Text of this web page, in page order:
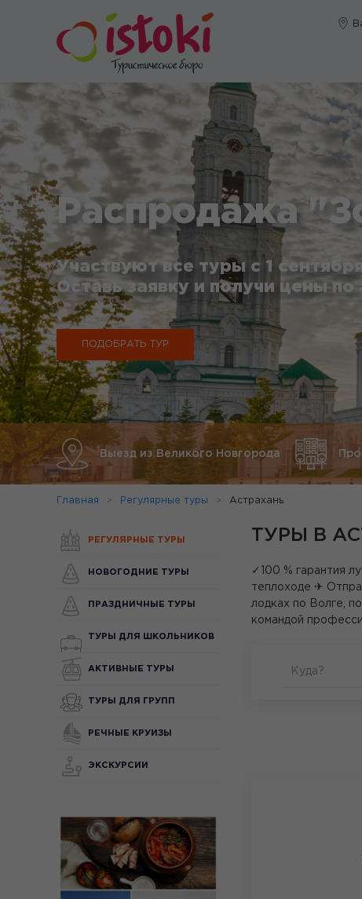
Распродажа
Участвуют все туры с 1
Оставь заявку и получи цены по
ПОДОБРАТЬ ТУР
Выезд из Великого Новгорода
Главная Регулярные туры Астрахань
ТУРЫ В
✓100 % гарантия
теплоходе ✈
лодках по Волге,
командой
Куда?
РЕГУЛЯРНЫЕ ТУРЫ
НОВОГОДНИЕ ТУРЫ
ПРАЗДНИЧНЫЕ ТУРЫ
ТУРЫ ДЛЯ ШКОЛЬНИКОВ
АКТИВНЫЕ ТУРЫ
ТУРЫ ДЛЯ ГРУПП
РЕЧНЫЕ КРУИЗЫ
ЭКСКУРСИИ